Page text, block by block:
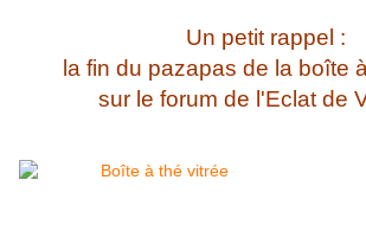
Un petit rappel :
la fin du pazapas de la boîte
sur le forum de l'Eclat de